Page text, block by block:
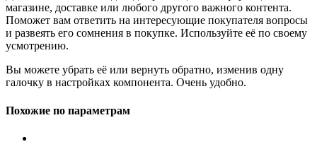
магазине, доставке или любого другого важного контента.
Поможет вам ответить на интересующие покупателя вопросы
и развеять его сомнения в покупке. Используйте её по своему
усмотрению.
Вы можете убрать её или вернуть обратно, изменив одну
галочку в настройках компонента. Очень удобно.
Похожие по параметрам